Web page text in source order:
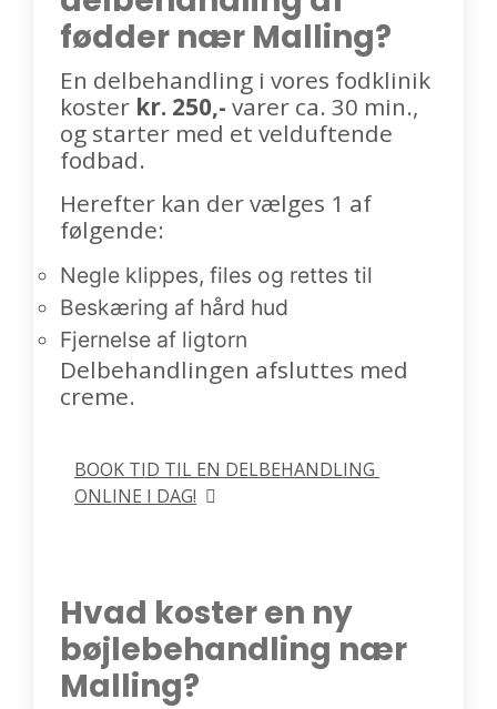
fødder nær Malling?
En delbehandling i vores fodklinik
koster kr. 250,- varer ca. 30 min.,
og starter med et velduftende
fodbad.
Herefter kan der vælges 1 af
følgende:
Negle klippes, files og rettes til
Beskæring af hård hud
Fjernelse af ligtorn
Delbehandlingen afsluttes med
creme.
BOOK TID TIL EN DELBEHANDLING
ONLINE I DAG!
Hvad koster en ny
bøjlebehandling nær
Malling?